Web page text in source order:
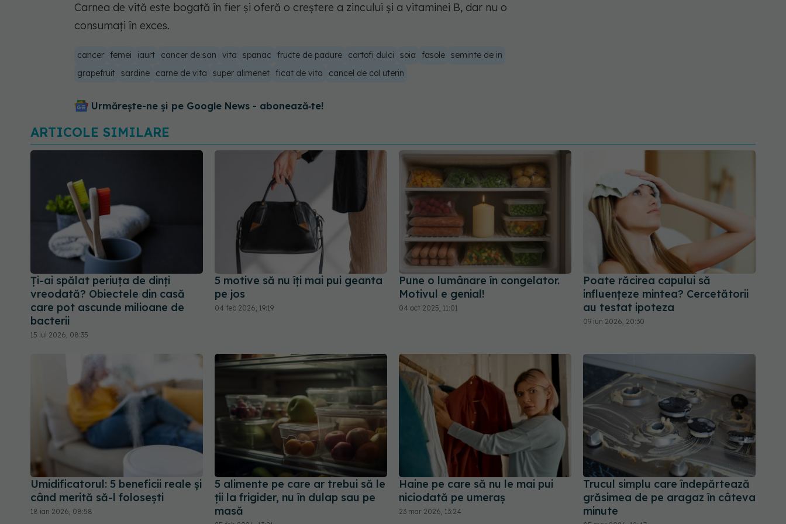
Carnea de vită este bogată în fier și oferă o creștere a zincului și a vitaminei B, dar nu o
consumați în exces.
cancer femei iaurt cancer de san vita spanac fructe de padure cartofi dulci soia fasole seminte de in
grapefruit sardine carne de vita super alimenet ficat de vita cancel de col uterin
Urmărește-ne și pe Google News - abonează‑te!
ARTICOLE SIMILARE
Ți-ai spălat periuța de dinți
vreodată? Obiectele din casă
care pot ascunde milioane de
bacterii
15 iul 2026, 08:35
5 motive să nu îți mai pui geanta
pe jos
04 feb 2026, 19:19
Pune o lumânare în congelator.
Motivul e genial!
04 oct 2025, 11:01
Poate răcirea capului să
influențeze mintea? Cercetătorii
au testat ipoteza
09 iun 2026, 20:30
Umidificatorul: 5 beneficii reale și
când merită să-l folosești
18 ian 2026, 08:58
5 alimente pe care ar trebui să le
ții la frigider, nu în dulap sau pe
masă
Haine pe care să nu le mai pui
niciodată pe umeraș
23 mar 2026, 13:24
Trucul simplu care îndepărtează
grăsimea de pe aragaz în câteva
minute